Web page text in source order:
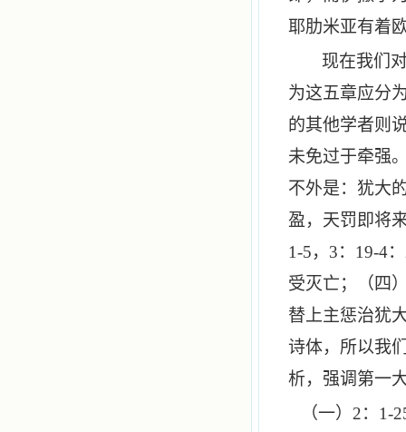
耶肋米亚有着
现在我们
为这五章应分
的其他学者则
未免过于牵强
不外是：犹大
盈，天罚即将
1-5， 3： 19-4：
受灭亡；（四
替上主惩治犹
诗体，所以我
析，强调第一
（一） 2： 1-